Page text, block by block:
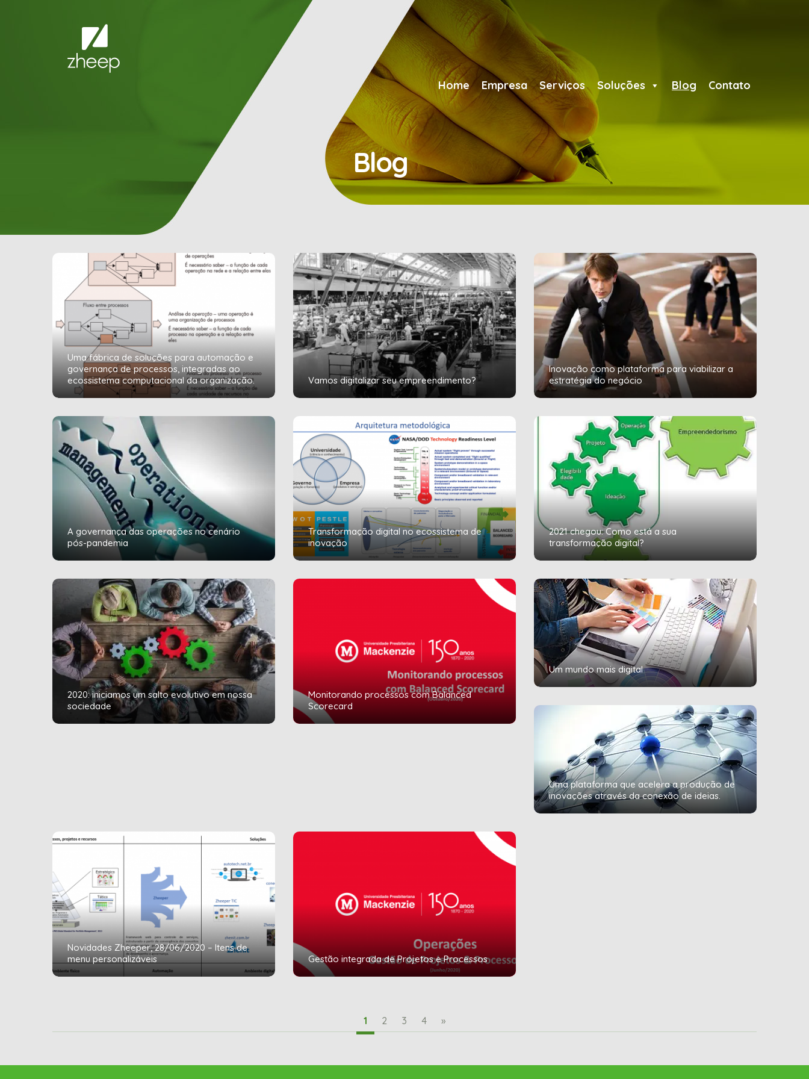
Home Empresa Serviços Soluções Blog Contato
Blog
Uma fábrica de soluções para automação e
governança de processos, integradas ao
ecossistema computacional da organização.
Vamos digitalizar seu empreendimento?
Inovação como plataforma para viabilizar a
estratégia do negócio
A governança das operações no cenário
pós-pandemia
Transformação digital no ecossistema de
inovação
2021 chegou: Como está a sua
transformação digital?
2020: iniciamos um salto evolutivo em nossa
sociedade
Monitorando processos com Balanced
Scorecard
Um mundo mais digital
Uma plataforma que acelera a produção de
inovações através da conexão de ideias.
Novidades Zheeper, 28/06/2020 – Itens de
menu personalizáveis
Gestão integrada de Projetos e Processos
1 2 3 4 »